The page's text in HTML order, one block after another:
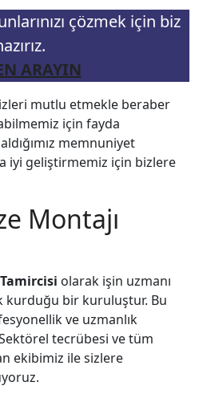
çözmek için biz
ARAYIN
mutlu etmekle beraber
için fayda
memnuniyet
iyi geliştirmemiz için bizlere
Montajı
olarak işin uzmanı
kurduğu bir kuruluştur. Bu
ve uzmanlık
tecrübesi ve tüm
ekibimiz ile sizlere